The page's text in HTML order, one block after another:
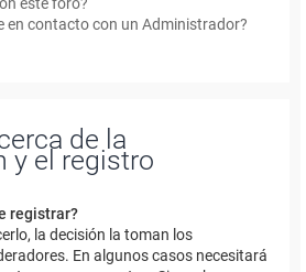
en contacto con un Administrador?
de la
y el registro
registrar?
la decisión la toman los
En algunos casos necesitará